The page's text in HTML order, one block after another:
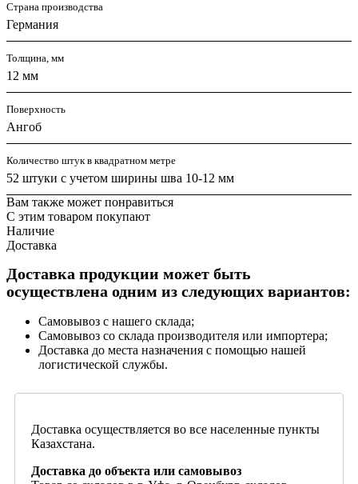
Страна производства
Германия
Толщина, мм
12 мм
Поверхность
Ангоб
Количество штук в квадратном метре
52 штуки с учетом ширины шва 10-12 мм
Вам также может понравиться
С этим товаром покупают
Наличие
Доставка
Доставка продукции может быть
осуществлена одним из следующих вариантов:
Самовывоз с нашего склада;
Самовывоз со склада производителя или импортера;
Доставка до места назначения с помощью нашей
логистической службы.
Доставка осуществляется во все населенные пункты
Казахстана.
Доставка до объекта или самовывоз